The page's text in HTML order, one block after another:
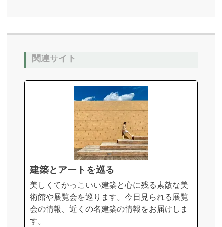
関連サイト
建築とアートを巡る
美しくてかっこいい建築と心に残る素敵な美
術館や展覧会を巡ります。今日見られる展覧
会の情報、近くの名建築の情報をお届けしま
す。